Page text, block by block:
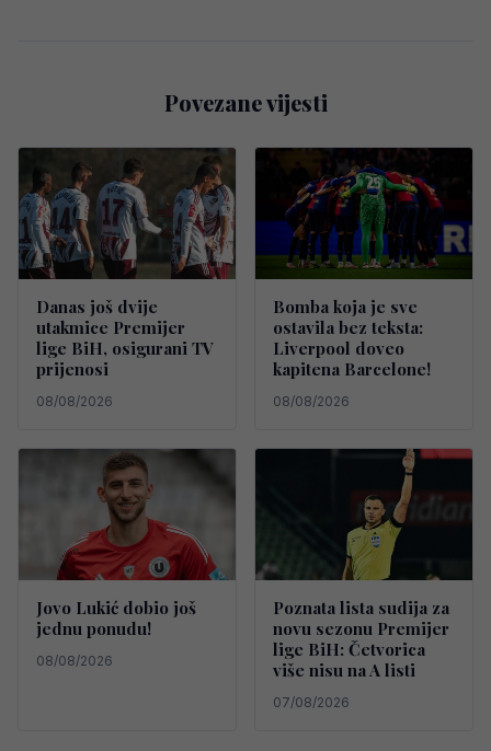
Povezane vijesti
Danas još dvije
utakmice Premijer
lige BiH, osigurani TV
prijenosi
08/08/2026
Bomba koja je sve
ostavila bez teksta:
Liverpool doveo
kapitena Barcelone!
08/08/2026
Jovo Lukić dobio još
jednu ponudu!
08/08/2026
Poznata lista sudija za
novu sezonu Premijer
lige BiH: Četvorica
više nisu na A listi
07/08/2026